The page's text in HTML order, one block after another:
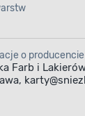
o producencie
Farb i